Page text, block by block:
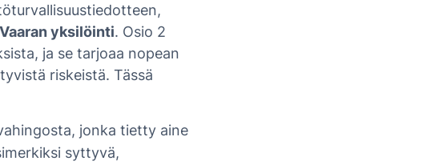
yksilöinti. Osio 2
ja se tarjoaa nopean
riskeistä. Tässä
jonka tietty aine
syttyvä,